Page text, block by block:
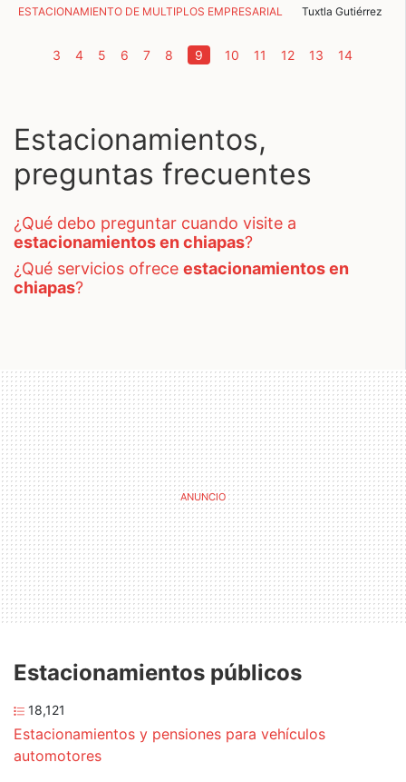
ESTACIONAMIENTO DE MULTIPLOS EMPRESARIAL
Tuxtla Gutiérrez
3 4 5 6 7 8 9 (current)
10 11 12 13 14
Estacionamientos,
preguntas frecuentes
¿qué debo preguntar cuando visite a
estacionamientos en chiapas?
¿qué servicios ofrece estacionamientos en
chiapas?
Estacionamientos públicos
18,121
Estacionamientos y pensiones para vehículos
automotores